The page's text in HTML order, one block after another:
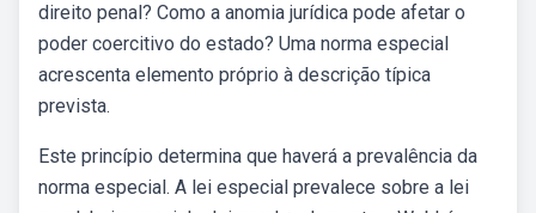
direito penal? Como a anomia jurídica pode afetar o
poder coercitivo do estado? Uma norma especial
acrescenta elemento próprio à descrição típica
prevista.
Este princípio determina que haverá a prevalência da
norma especial. A lei especial prevalece sobre a lei